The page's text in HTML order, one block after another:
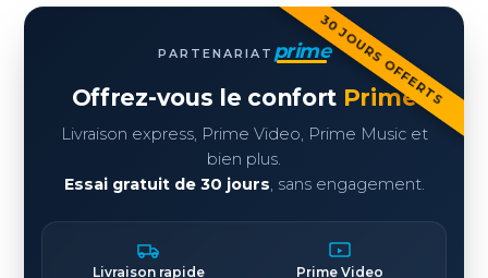
30 JOURS OFFERTS
PARTENARIAT prime
Offrez-vous le confort Prime
Livraison express, Prime Video, Prime Music et
bien plus.
Essai gratuit de 30 jours, sans engagement.
Livraison rapide Prime Video